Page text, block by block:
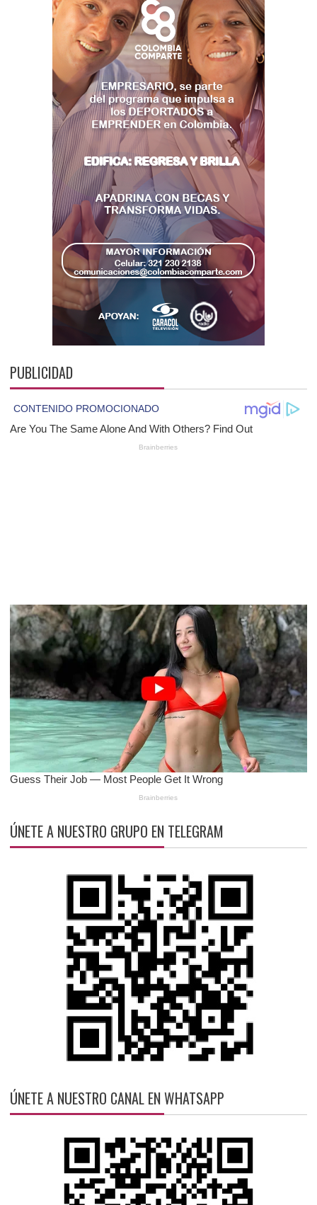
PUBLICIDAD
ÚNETE A NUESTRO GRUPO EN TELEGRAM
ÚNETE A NUESTRO CANAL EN WHATSAPP